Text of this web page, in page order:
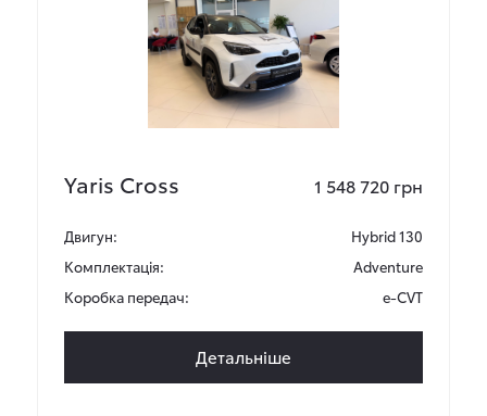
Yaris Cross 1 548 720 грн
Двигун:
Hybrid 130
Комплектація:
Adventure
Коробка передач:
e-CVT
Детальніше